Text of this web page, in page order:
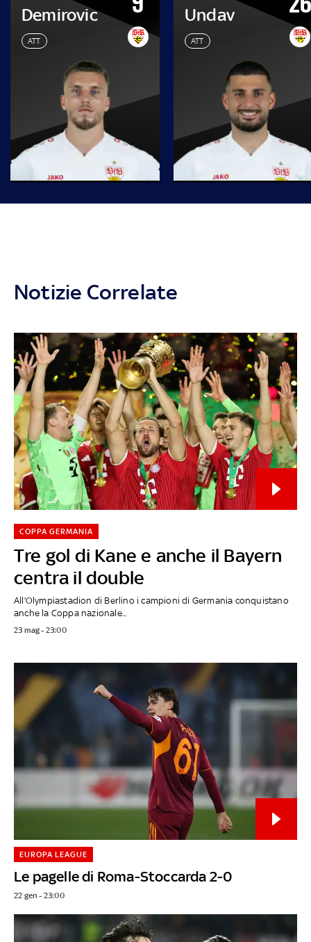
Demirovic
ATT
Undav
ATT
Notizie Correlate
Tre gol di Kane e anche il Bayern
centra il double
COPPA GERMANIA
All’Olympiastadion di Berlino i campioni di Germania conquistano
anche la Coppa nazionale...
23 mag - 23:00
Le pagelle di Roma-Stoccarda 2-0
EUROPA LEAGUE
22 gen - 23:00